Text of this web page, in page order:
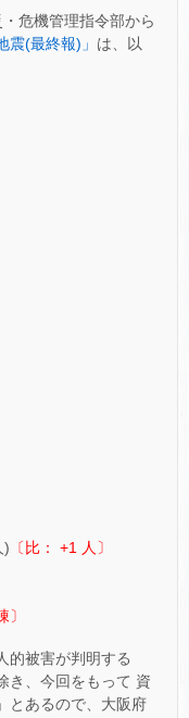
危機管理指令部から
震(最終報)」 は、以
) 〔比： +1 人〕
〕
的被害が判明する
き、今回をもって 資
とあるので、大阪府